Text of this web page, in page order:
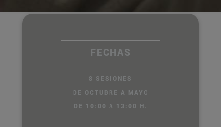
FECHAS
8 SESIONES
DE OCTUBRE A MAYO
DE 10:00 A 13:00 H.